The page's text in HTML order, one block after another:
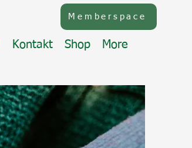
Memberspace
Kontakt Shop More